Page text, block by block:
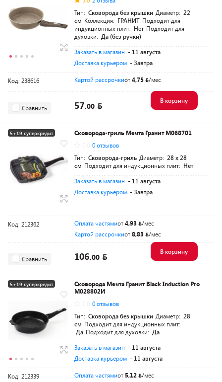
Тип: Сковорода без крышки Диаметр: 22
см Коллекция: ГРАНИТ Подходит для
индукционных плит: Нет Подходит для
духовки: Да (без ручки)
Заказать в магазин - 11 августа
Доставка курьером - Завтра
Код: 238616 Картой рассрочкиот4,75 /мес
Сравнить 57.00
В корзину
5+19 суперкредит
Сковорода-гриль Мечта Гранит M068701
0 отзывов
Тип: Сковорода-гриль Диаметр: 28 х 28
см Подходит для индукционных плит: Нет
Заказать в магазин - 11 августа
Доставка курьером - Завтра
Код: 212362 Оплата частямиот4,93
/мес
Картой рассрочкиот8,83 /мес
Сравнить 106.00
В корзину
5+19 суперкредит
Сковорода Мечта Гранит Black Induction Pro
M028802И
0 отзывов
Тип: Сковорода без крышки Диаметр: 28
см Подходит для индукционных плит:
Да Подходит для духовки: Да
Заказать в магазин - 11 августа
Доставка курьером - 11 августа
Код: 212339 Оплата частямиот 5,12 /мес